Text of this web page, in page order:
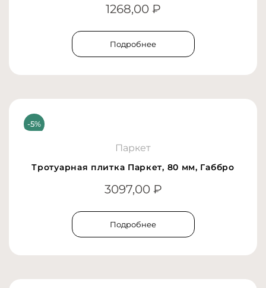
1268,00 ₽
Подробнее
Паркет
Тротуарная плитка Паркет, 80 мм, Габбро
3097,00 ₽
Подробнее